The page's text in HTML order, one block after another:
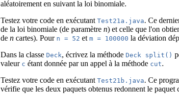
aléatoirement en suivant la loi binomiale.
Testez votre code en exécutantTest21a.java. Ce
de la loi binomiale (de paramètren) et celle que l'on
den cartes). Pour n = 52 etm = 100000 la déviation
Dans la classeDeck, écrivez la méthodeDeck split()
valeur c étant donnée par un appel à la méthode cut.
Testez votre code en exécutantTest21b.java. Ce
vérifie que les deux paquets obtenus redonnent le paquet